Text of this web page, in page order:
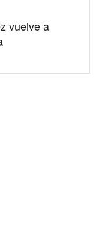
vuelve a